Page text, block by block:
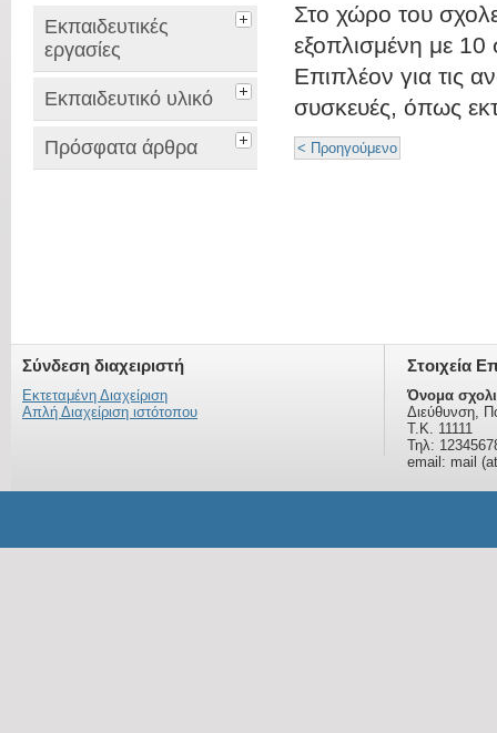
Εκπαιδευτικές
εργασίες
Εκπαιδευτικό υλικό
Πρόσφατα άρθρα
Στο χώρο του
εξοπλισμένη με
Επιπλέον για τις
συσκευές, όπως
< Προηγούμενο
Σύνδεση διαχειριστή
Εκτεταμένη Διαχείριση
Απλή Διαχείριση ιστότοπου
Στοιχεία
Όνομα
Διεύθυνση,
Τ.Κ. 11111
Τηλ:
email: mail